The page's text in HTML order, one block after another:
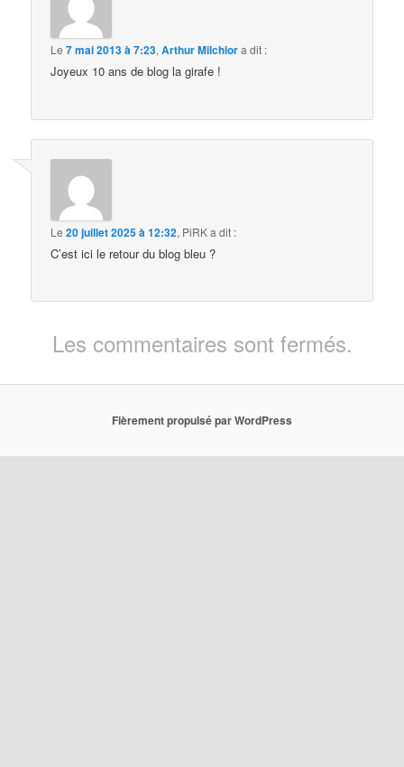
Le7 mai 2013 à 7:23,Arthur Milchiora dit :
Joyeux 10 ans de blog la girafe !
Le20 juillet 2025 à 12:32, PiRKa dit :
C’est ici le retour du blog bleu ?
Les commentaires sont fermés.
Fièrement propulsé par WordPress